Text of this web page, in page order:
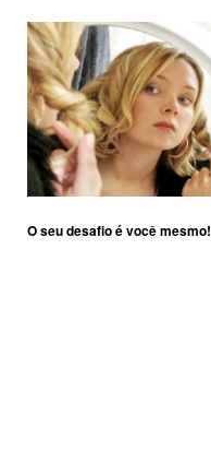
O seu desafio é você mesmo!